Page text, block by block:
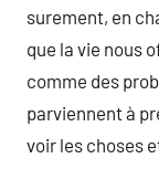
surement, en
que la vie nous
comme des
parviennent à
voir les choses